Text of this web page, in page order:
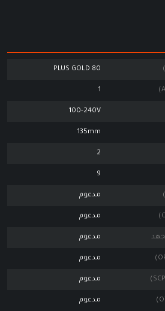
80 PLUS GOLD
1
100-240V
135mm
2
9
مدعوم
مدعوم
مدعوم
مدعوم
مدعوم
مدعوم